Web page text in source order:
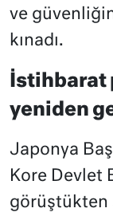
ve
kınadı.
İstihbarat
yeniden
Japonya
Kore Devlet
görüştükten